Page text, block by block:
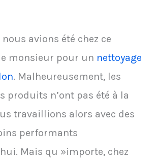
avions été chez ce
monsieur pour un nettoyage
. Malheureusement, les
produits n’ont pas été à la
travaillions alors avec des
performants
Mais qu »importe, chez